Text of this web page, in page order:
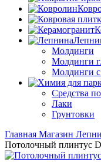
Молдинги
Молдинги
Молдинги
Средства
Лаки
Грунтовки
Главная Магазин
Потолочный плинтус